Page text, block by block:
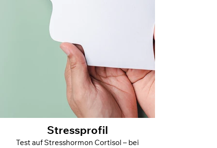
Stressprofil
Test auf Stresshormon Cortisol – bei